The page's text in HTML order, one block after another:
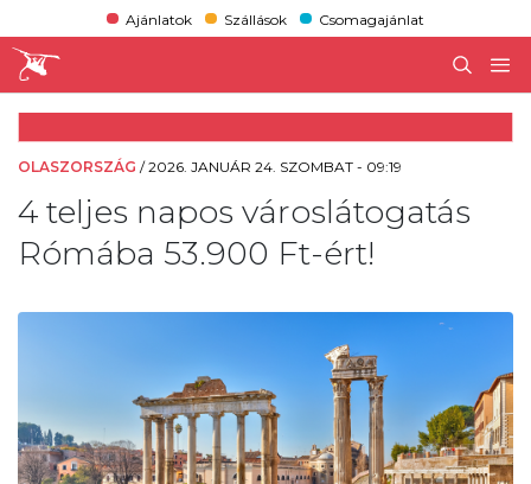
Ajánlatok Szállások Csomagajánlat
OLASZORSZÁG /2026. JANUÁR 24. SZOMBAT - 09:19
4 teljes napos városlátogatás
Rómába 53.900 Ft-ért!